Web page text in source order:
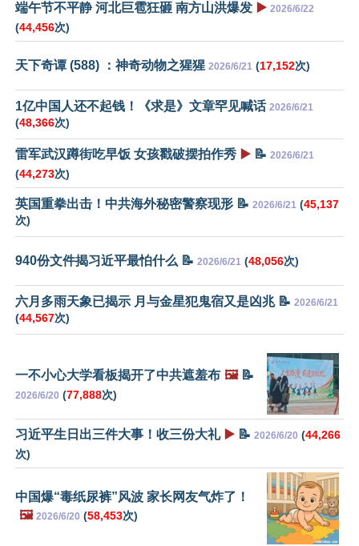
端午节不平静 河北巨雹狂砸 南方山洪爆发 ▶️ 2026/6/22
(44,456次)
天下奇谭 (588) ：神奇动物之猩猩 2026/6/21 (17,152次)
1亿中国人还不起钱！《求是》文章罕见喊话 2026/6/21
(48,366次)
雷军武汉蹲街吃早饭 女孩戳破摆拍作秀 ▶️ 📝 2026/6/21
(44,273次)
英国重拳出击！中共海外秘密警察现形 📝 2026/6/21 (45,137
次)
940份文件揭习近平最怕什么 📝 2026/6/21 (48,056次)
六月多雨天象已揭示 月与金星犯鬼宿又是凶兆 📝 2026/6/21
(44,567次)
一不小心大学看板揭开了中共遮羞布 🖼️📝
2026/6/20 (77,888次)
习近平生日出三件大事！收三份大礼 ▶️ 📝 2026/6/20 (44,266
次)
中国爆“毒纸尿裤”风波 家长网友气炸了！
🖼️ 2026/6/20 (58,453次)